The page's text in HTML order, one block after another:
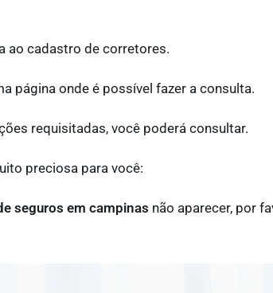
ao cadastro de corretores.
página onde é possível fazer a consulta.
requisitadas, você poderá consultar.
preciosa para você:
seguros em campinas não aparecer, por